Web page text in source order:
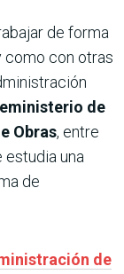
de forma
como con otras
de
Obras, entre
estudia una
de
de